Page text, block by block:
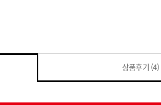
상품후기 (4)